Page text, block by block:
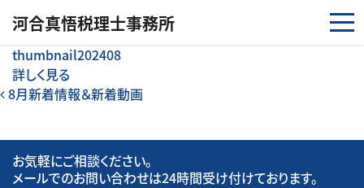
河合真悟税理⼠事務所
thumbnail202408
詳しく見る
投稿ナビゲーション
8月新着情報＆新着動画
お気軽にご相談ください。
メールでのお問い合わせは24時間受け付けております。